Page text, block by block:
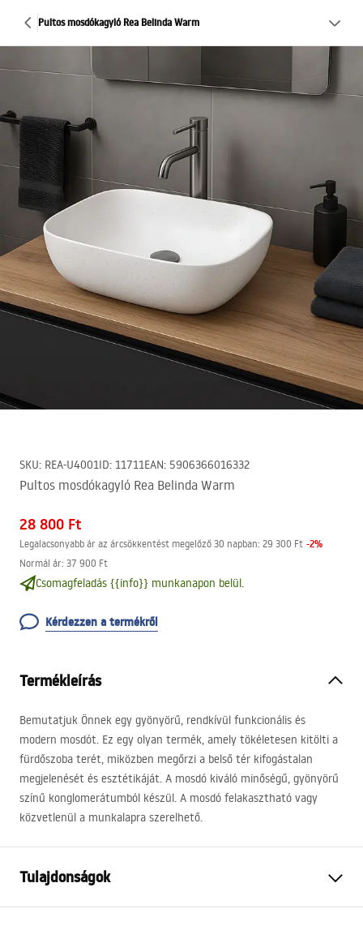
Pultos mosdókagyló Rea Belinda Warm
SKU: REA-U4001ID: 11711EAN: 5906366016332
Pultos mosdókagyló Rea Belinda Warm
28 800 Ft
Legalacsonyabb ár az árcsökkentést megelőző 30 napban: 29 300 Ft -2%
Normál ár: 37 900 Ft
Csomagfeladás {{info}} munkanapon belül.
Kérdezzen a termékről
Termékleírás
Bemutatjuk Önnek egy gyönyörű, rendkívül funkcionális és
modern mosdót. Ez egy olyan termék, amely tökéletesen kitölti a
fürdőszoba terét, miközben megőrzi a belső tér kifogástalan
megjelenését és esztétikáját. A mosdó kiváló minőségű, gyönyörű
színű konglomerátumból készül. A mosdó felakasztható vagy
közvetlenül a munkalapra szerelhető.
Tulajdonságok